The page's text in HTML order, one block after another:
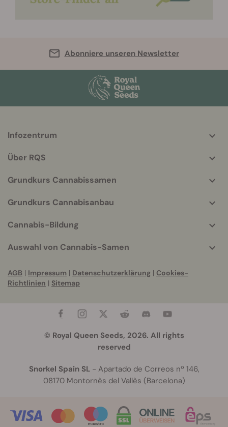
Abonniere unseren Newsletter
More
info
Infozentrum
Über RQS
Grundkurs Cannabissamen
Grundkurs Cannabisanbau
Cannabis-Bildung
Auswahl von Cannabis-Samen
AGB | Impressum | Datenschutzerklärung | Cookies-
Richtlinien | Sitemap
© Royal Queen Seeds, 2026. All rights
reserved
Snorkel Spain SL- Apartado de Correos nº 146,
08170 Montornès del Vallès (Barcelona)